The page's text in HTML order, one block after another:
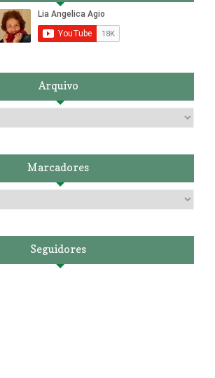
Arquivo
Marcadores
Seguidores